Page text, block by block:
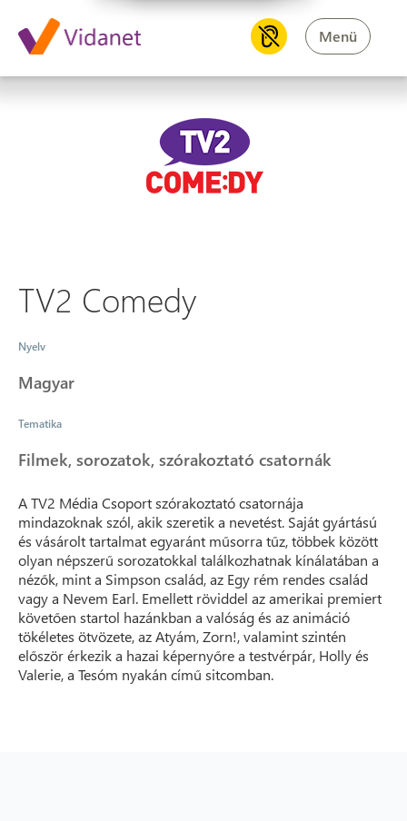
Menü
TV2 Comedy
TV2 Comedy
Nyelv
Magyar
Tematika
Filmek, sorozatok, szórakoztató csatornák
A TV2 Média Csoport szórakoztató csatornája
mindazoknak szól, akik szeretik a nevetést. Saját gyártású
és vásárolt tartalmat egyaránt műsorra tűz, többek között
olyan népszerű sorozatokkal találkozhatnak kínálatában a
nézők, mint a Simpson család, az Egy rém rendes család
vagy a Nevem Earl. Emellett röviddel az amerikai premiert
követően startol hazánkban a valóság és az animáció
tökéletes ötvözete, az Atyám, Zorn!, valamint szintén
először érkezik a hazai képernyőre a testvérpár, Holly és
Valerie, a Tesóm nyakán című sitcomban.